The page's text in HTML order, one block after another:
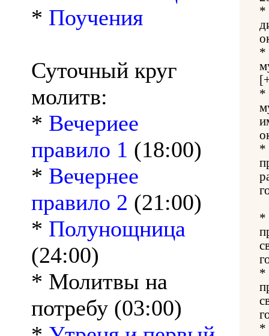
* Поучения
Суточный круг
молитв:
* Вечериее
правило 1 (18:00)
* Вечернее
правило 2 (21:00)
* Полунощница
(24:00)
* Молитвы на
потребу (03:00)
*
*
*
*
*
*
*